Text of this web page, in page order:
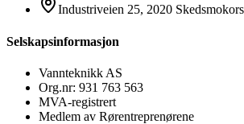
Industriveien 25, 2020
Selskapsinformasjon
Vannteknikk AS
Org.nr: 931 763 563
MVA-registrert
Medlem av Rørentreprenørene